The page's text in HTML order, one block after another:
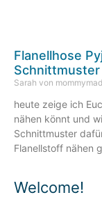
Welcome!
Flanellhose
Schnittmuster
Sarah von
heute zeige ich
nähen könnt und
Schnittmuster
Flanellstoff nähen